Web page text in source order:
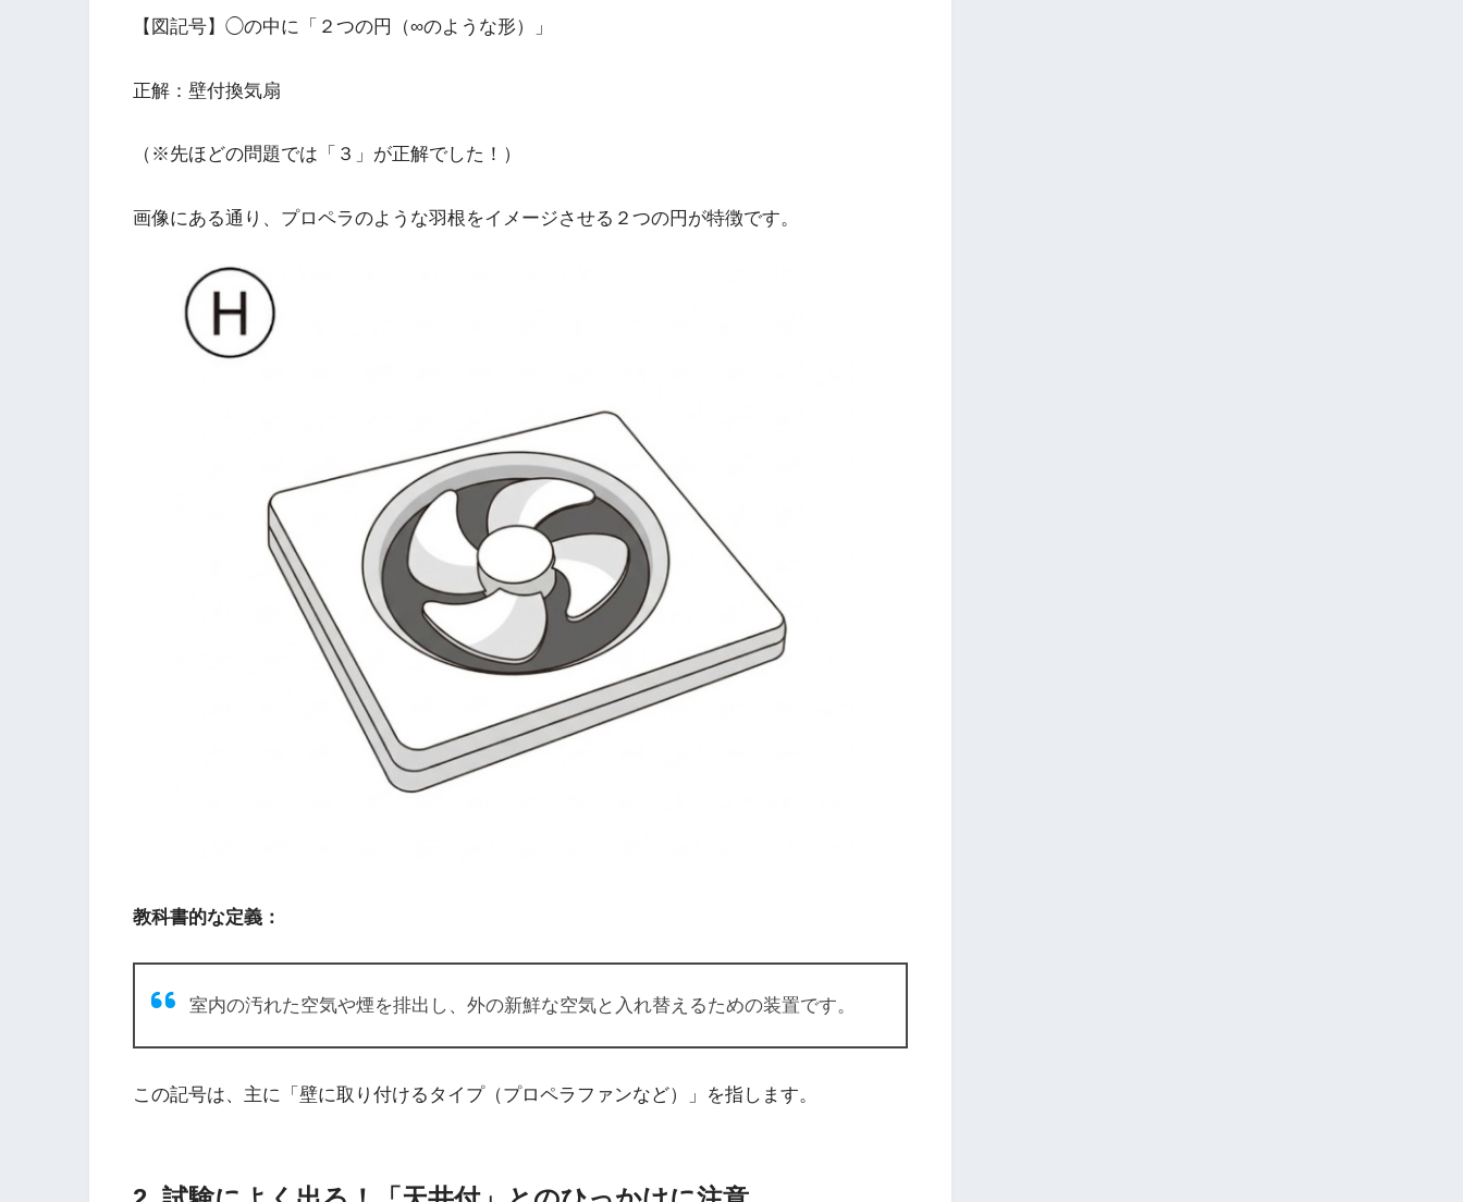
【図記号】◯の中に「２つの円（∞のような形）」
正解：壁付換気扇
（※先ほどの問題では「３」が正解でした！）
画像にある通り、プロペラのような羽根をイメージさせる２つの円が特徴です。
教科書的な定義：
室内の汚れた空気や煙を排出し、外の新鮮な空気と入れ替えるための装置です。
この記号は、主に「壁に取り付けるタイプ（プロペラファンなど）」を指します。